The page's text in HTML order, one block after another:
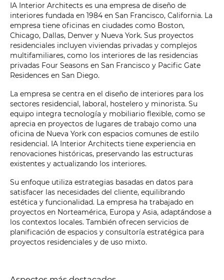
IA Interior Architects es una empresa de diseño de
interiores fundada en 1984 en San Francisco, California. La
empresa tiene oficinas en ciudades como Boston,
Chicago, Dallas, Denver y Nueva York. Sus proyectos
residenciales incluyen viviendas privadas y complejos
multifamiliares, como los interiores de las residencias
privadas Four Seasons en San Francisco y Pacific Gate
Residences en San Diego.
La empresa se centra en el diseño de interiores para los
sectores residencial, laboral, hostelero y minorista. Su
equipo integra tecnología y mobiliario flexible, como se
aprecia en proyectos de lugares de trabajo como una
oficina de Nueva York con espacios comunes de estilo
residencial. IA Interior Architects tiene experiencia en
renovaciones históricas, preservando las estructuras
existentes y actualizando los interiores.
Su enfoque utiliza estrategias basadas en datos para
satisfacer las necesidades del cliente, equilibrando
estética y funcionalidad. La empresa ha trabajado en
proyectos en Norteamérica, Europa y Asia, adaptándose a
los contextos locales. También ofrecen servicios de
planificación de espacios y consultoría estratégica para
proyectos residenciales y de uso mixto.